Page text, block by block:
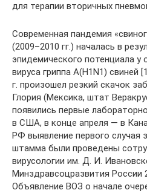
для терапии вторичных
Современная пандемия
(2009–2010 гг.) началась в
эпидемического потенциала у
вируса гриппа А(H1N1) свиней
г. произошел резкий скачок
Глория (Мексика, штат
появились первые
в США, в конце апреля — в
РФ выявление первого случая
штамма были проведены
вирусологии им. Д. И.
Минздравсоцразвития России
Объявление ВОЗ о начале